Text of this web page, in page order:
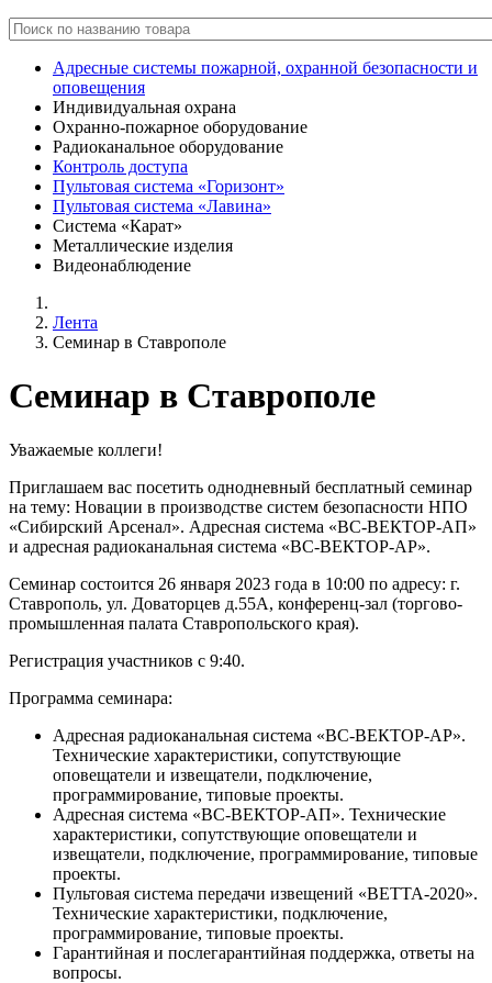
Адресные системы пожарной, охранной безопасности и
оповещения
Индивидуальная охрана
Охранно-пожарное оборудование
Радиоканальное оборудование
Контроль доступа
Пультовая система «Горизонт»
Пультовая система «Лавина»
Система «Карат»
Металлические изделия
Видеонаблюдение
Лента
Семинар в Ставрополе
Семинар в Ставрополе
Уважаемые коллеги!
Приглашаем вас посетить однодневный бесплатный семинар
на тему: Новации в производстве систем безопасности НПО
«Сибирский Арсенал». Адресная система «ВС-ВЕКТОР-АП»
и адресная радиоканальная система «ВС-ВЕКТОР-АР».
Семинар состоится 26 января 2023 года в 10:00 по адресу: г.
Ставрополь, ул. Доваторцев д.55А, конференц-зал (торгово-
промышленная палата Ставропольского края).
Регистрация участников с 9:40.
Программа семинара:
Адресная радиоканальная система «ВС-ВЕКТОР-АР».
Технические характеристики, сопутствующие
оповещатели и извещатели, подключение,
программирование, типовые проекты.
Адресная система «ВС-ВЕКТОР-АП». Технические
характеристики, сопутствующие оповещатели и
извещатели, подключение, программирование, типовые
проекты.
Пультовая система передачи извещений «ВЕТТА-2020».
Технические характеристики, подключение,
программирование, типовые проекты.
Гарантийная и послегарантийная поддержка, ответы на
вопросы.